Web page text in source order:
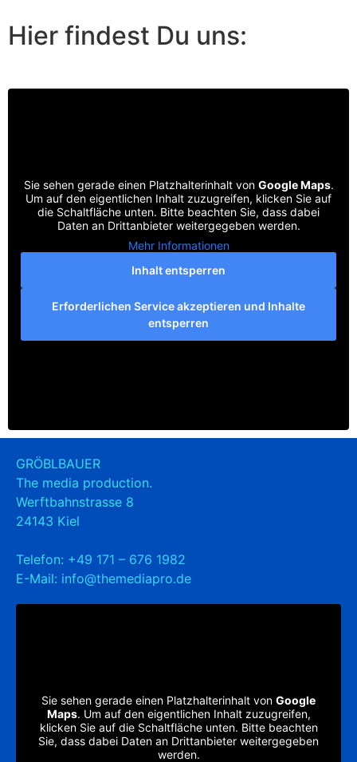
Hier findest Du uns:
Sie sehen gerade einen Platzhalterinhalt von Google Maps.
Um auf den eigentlichen Inhalt zuzugreifen, klicken Sie auf
die Schaltfläche unten. Bitte beachten Sie, dass dabei
Daten an Drittanbieter weitergegeben werden.
Mehr Informationen
Inhalt entsperren
Erforderlichen Service akzeptieren und Inhalte
entsperren
GRÖBLBAUER
The media production.
Werftbahnstrasse 8
24143 Kiel
Telefon: +49 171 – 676 1982
E-Mail: info@themediapro.de
Sie sehen gerade einen Platzhalterinhalt von Google
Maps. Um auf den eigentlichen Inhalt zuzugreifen,
klicken Sie auf die Schaltfläche unten. Bitte beachten
Sie, dass dabei Daten an Drittanbieter weitergegeben
werden.